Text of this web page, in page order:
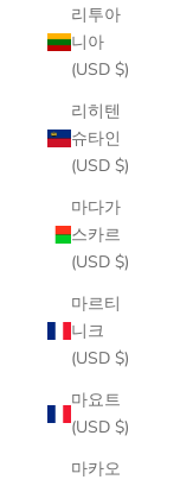
리투아
니아
(USD $)
리히텐
슈타인
(USD $)
마다가
스카르
(USD $)
마르티
니크
(USD $)
마요트
(USD $)
마카오